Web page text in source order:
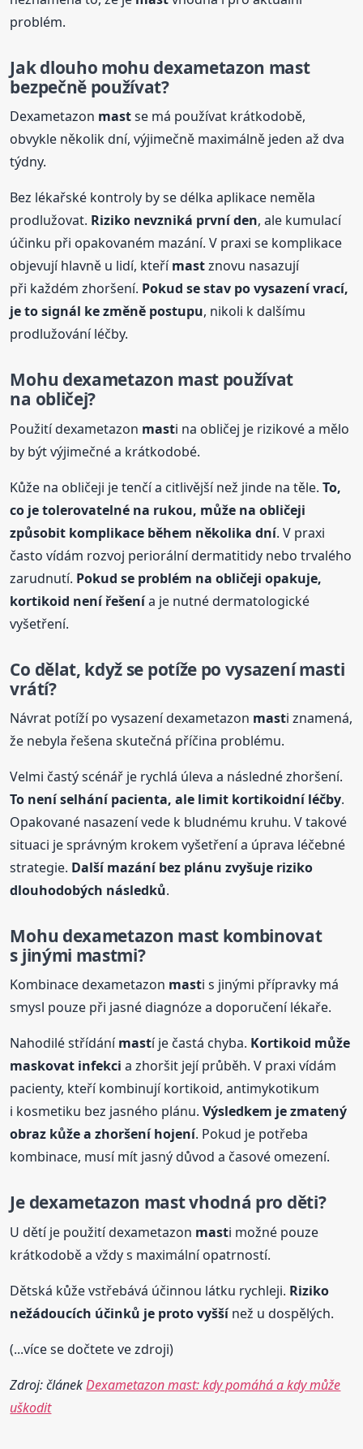
problém.
Jak dlouho mohu dexametazon mast
bezpečně používat?
Dexametazon mastse má používat krátkodobě,
obvykle několik dní, výjimečně maximálně jeden až dva
týdny.
Bez lékařské kontroly by se délka aplikace neměla
prodlužovat. Riziko nevzniká první den, ale kumulací
účinku při opakovaném mazání. V praxi se komplikace
objevují hlavně u lidí, kteřímastznovu nasazují
při každém zhoršení. Pokud se stav po vysazení vrací,
je to signál ke změně postupu, nikoli k dalšímu
prodlužování léčby.
Mohu dexametazon mastpoužívat
na obličej?
Použití dexametazon masti na obličej je rizikové a mělo
by být výjimečné a krátkodobé.
Kůže na obličeji je tenčí a citlivější než jinde na těle.To,
co je tolerovatelné na rukou, může na obličeji
způsobit komplikace během několika dní. V praxi
často vídám rozvoj periorální dermatitidy nebo trvalého
zarudnutí. Pokud se problém na obličeji opakuje,
kortikoid není řešenía je nutné dermatologické
vyšetření.
Co dělat, když se potíže po vysazenímasti
vrátí?
Návrat potíží po vysazení dexametazon masti znamená,
že nebyla řešena skutečná příčina problému.
Velmi častý scénář je rychlá úleva a následné zhoršení.
To není selhání pacienta, ale limit kortikoidní léčby.
Opakované nasazení vede k bludnému kruhu. V takové
situaci je správným krokem vyšetření a úprava léčebné
strategie. Další mazání bez plánu zvyšuje riziko
dlouhodobých následků.
Mohu dexametazon mastkombinovat
s jinými mastmi?
Kombinace dexametazon masti s jinými přípravky má
smysl pouze při jasné diagnóze a doporučení lékaře.
Nahodilé střídánímastí je častá chyba. Kortikoid může
maskovat infekci a zhoršit její průběh. V praxi vídám
pacienty, kteří kombinují kortikoid, antimykotikum
i kosmetiku bez jasného plánu.Výsledkem je zmatený
obraz kůže a zhoršení hojení. Pokud je potřeba
kombinace, musí mít jasný důvod a časové omezení.
Je dexametazon mastvhodná pro děti?
U dětí je použití dexametazon masti možné pouze
krátkodobě a vždy s maximální opatrností.
Dětská kůže vstřebává účinnou látku rychleji. Riziko
nežádoucích účinků je proto vyššínež u dospělých.
(...více se dočtete ve zdroji)
Zdroj: článekDexametazon mast: kdy pomáhá a kdy může
uškodit